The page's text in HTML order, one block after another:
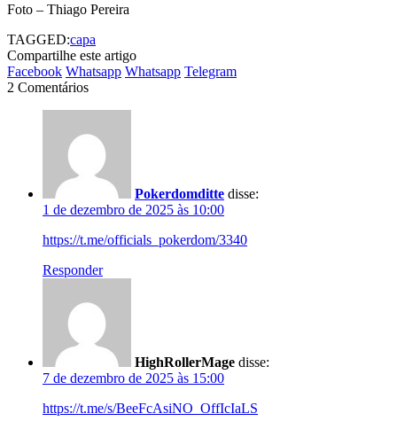
Foto – Thiago Pereira
TAGGED:capa
Compartilhe este artigo
Facebook Whatsapp Whatsapp Telegram
2 Comentários
Pokerdomditte disse:
1 de dezembro de 2025 às 10:00
https://t.me/officials_pokerdom/3340
Responder
HighRollerMage disse:
7 de dezembro de 2025 às 15:00
https://t.me/s/BeeFcAsiNO_OffIcIaLS